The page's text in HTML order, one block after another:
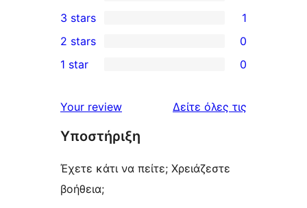
star
reviews
4-
star
reviews
1
3-
star
3 stars 1
2-
reviews
2 stars 0
star
reviews
1 star 0
Your review Δείτε όλες τις
Υποστήριξη
Έχετε κάτι να πείτε; Χρειάζεστε
βοήθεια;